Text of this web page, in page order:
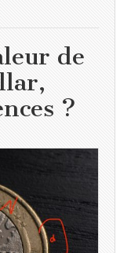
de
?